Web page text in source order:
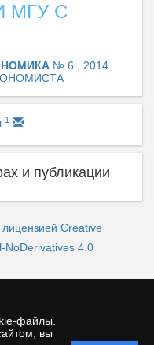
файлы.
вы
МГУ С
№ 6 , 2014
1
и публикации
лицензией Creative
NoDerivatives 4.0